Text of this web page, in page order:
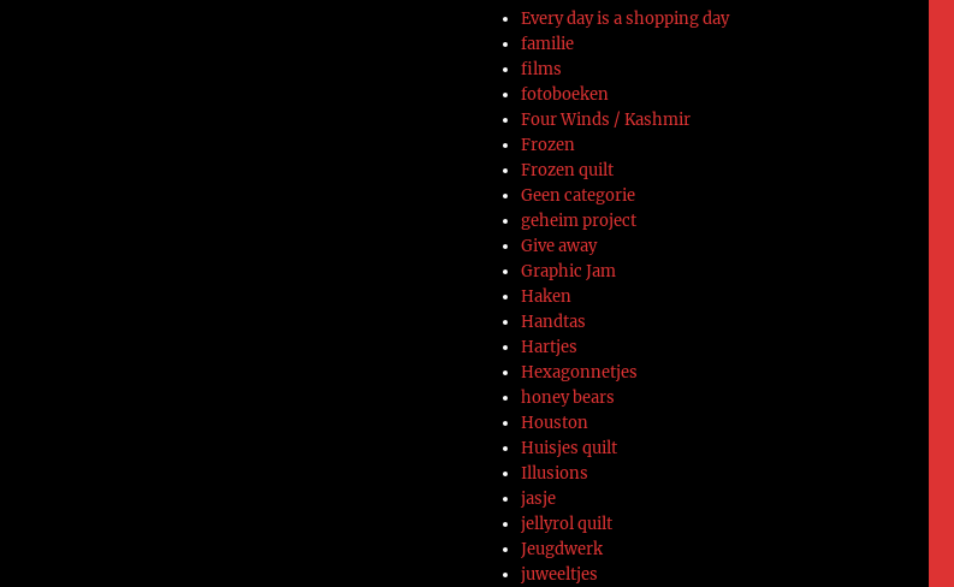
Every day is a shopping day
familie
films
fotoboeken
Four Winds / Kashmir
Frozen
Frozen quilt
Geen categorie
geheim project
Give away
Graphic Jam
Haken
Handtas
Hartjes
Hexagonnetjes
honey bears
Houston
Huisjes quilt
Illusions
jasje
jellyrol quilt
Jeugdwerk
juweeltjes